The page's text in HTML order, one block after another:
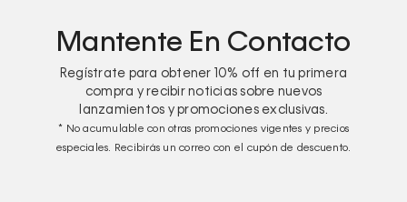
Mantente En Contacto
Regístrate para obtener 10% off en tu primera
compra y recibir noticias sobre nuevos
lanzamientos y promociones exclusivas.
* No acumulable con otras promociones vigentes y precios
especiales. Recibirás un correo con el cupón de descuento.